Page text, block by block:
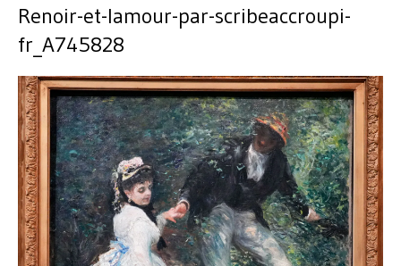
Renoir-et-lamour-par-scribeaccroupi-
fr_A745828